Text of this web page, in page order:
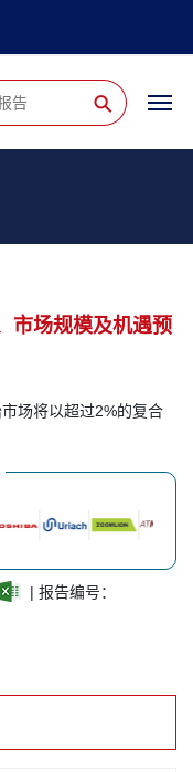
⚲
场规模及机遇预
场将以超过2%的复合
| 报告编号：